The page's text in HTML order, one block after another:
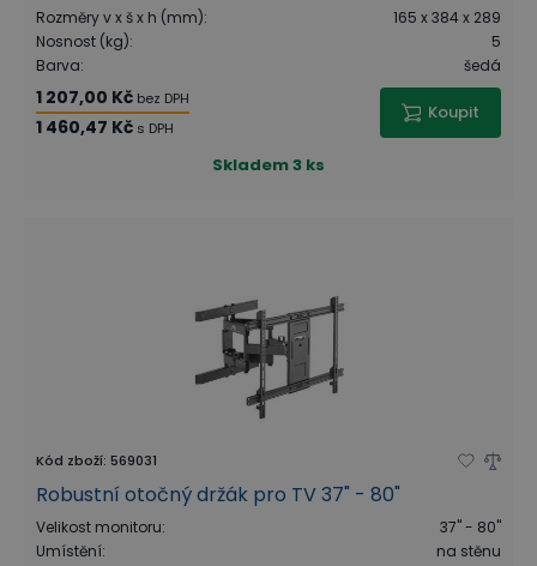
Rozměry v x š x h (mm):
165 x 384 x 289
Nosnost (kg):
5
Barva: šedá
1 207,00 Kč bez DPH
1 460,47 Kč s DPH
Koupit
Skladem3 ks
Kód zboží: 569031
Robustní otočný držák pro TV 37" - 80"
Velikost monitoru:
37" - 80"
Umístění: na stěnu